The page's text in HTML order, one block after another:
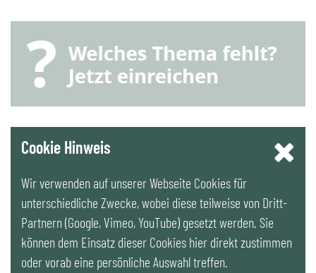
YouTube
LinkedIn
Newsletter
Cookie Hinweis
Wir verwenden auf unserer Webseite Cookies für
unterschiedliche Zwecke, wobei diese teilweise von Dritt-
Partnern (Google, Vimeo, YouTube) gesetzt werden. Sie
können dem Einsatz dieser Cookies hier direkt zustimmen
oder vorab eine persönliche Auswahl treffen.